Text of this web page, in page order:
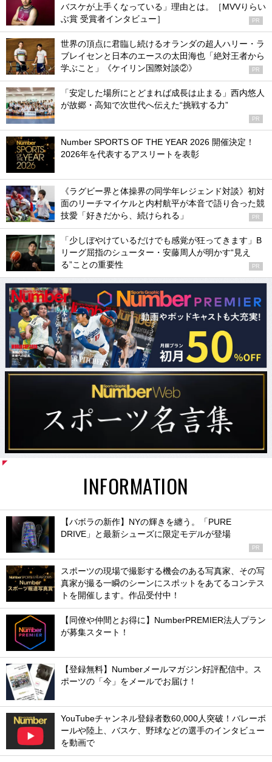
バスケが上手くなっている」理由とは。［MVVりらい
ぶ賞 受賞者インタビュー］
PR
世界の頂点に君臨し続けるオランダの超人ハリー・ラ
ブレイセンと日本のエースの太田海也「絶対王者から
学ぶこと」《ケイリン国際対談②》
PR
「安定した場所にとどまれば成長は止まる」西内悠人
が故郷・高知で次世代へ伝えた“挑戦する力”
PR
Number SPORTS OF THE YEAR 2026 開催決定！
2026年を代表するアスリートを表彰
《ラグビー界と体操界の同学年レジェンド対談》初対
面のリーチマイケルと内村航平が本音で語り合った競
技愛「好きだから、続けられる」
PR
「少しぼやけているだけでも感覚が狂ってきます」B
リーグ屈指のシューター・安藤周人が明かす“見え
る”ことの重要性
PR
INFORMATION
【バボラの新作】NYの輝きを纏う。「PURE
DRIVE」と最新シューズに限定モデルが登場
PR
スポーツの現場で撮影する機会のある写真家、その写
真家が撮る一瞬のシーンにスポットをあてるコンテス
トを開催します。作品受付中！
【同僚や仲間とお得に】NumberPREMIER法人プラン
が募集スタート！
【登録無料】Numberメールマガジン好評配信中。ス
ポーツの「今」をメールでお届け！
YouTubeチャンネル登録者数60,000人突破！バレーボ
ールや陸上、バスケ、野球などの選手のインタビュー
を動画で